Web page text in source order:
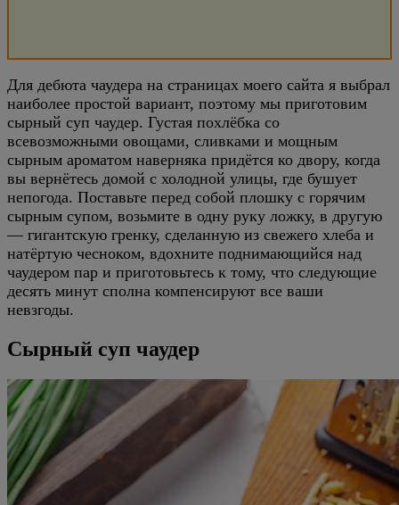
Для дебюта чаудера на страницах моего сайта я выбрал
наиболее простой вариант, поэтому мы приготовим
сырный суп чаудер. Густая похлёбка со
всевозможными овощами, сливками и мощным
сырным ароматом наверняка придётся ко двору, когда
вы вернётесь домой с холодной улицы, где бушует
непогода. Поставьте перед собой плошку с горячим
сырным супом, возьмите в одну руку ложку, в другую
— гигантскую гренку, сделанную из свежего хлеба и
натёртую чесноком, вдохните поднимающийся над
чаудером пар и приготовьтесь к тому, что следующие
десять минут сполна компенсируют все ваши
невзгоды.
Сырный суп чаудер